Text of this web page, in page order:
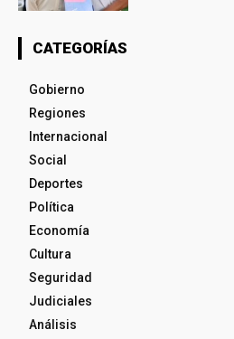
CATEGORÍAS
Gobierno
Regiones
Internacional
Social
Deportes
Política
Economía
Cultura
Seguridad
Judiciales
Análisis